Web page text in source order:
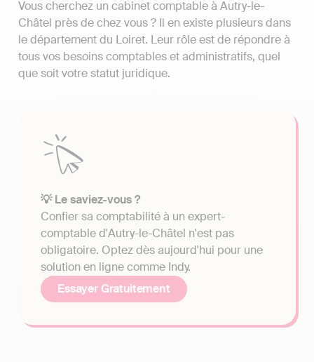
Vous cherchez un cabinet comptable à Autry-le-
Châtel près de chez vous ? Il en existe plusieurs dans
le département du Loiret. Leur rôle est de répondre à
tous vos besoins comptables et administratifs, quel
que soit votre statut juridique.
💡 Le saviez-vous ?
Confier sa comptabilité à un expert-
comptable d'Autry-le-Châtel n'est pas
obligatoire. Optez dès aujourd'hui pour une
solution en ligne comme Indy.
Essayer Gratuitement